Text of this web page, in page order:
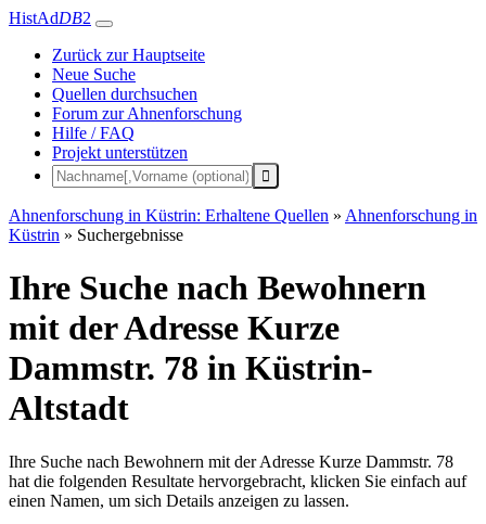
HistAdDB2
Zurück zur Hauptseite
Neue Suche
Quellen durchsuchen
Forum zur Ahnenforschung
Hilfe / FAQ
Projekt unterstützen
Ahnenforschung in Küstrin: Erhaltene Quellen » Ahnenforschung in
Küstrin » Suchergebnisse
Ihre Suche nach Bewohnern
mit der Adresse Kurze
Dammstr. 78 in Küstrin-
Altstadt
Ihre Suche nach Bewohnern mit der Adresse Kurze Dammstr. 78
hat die folgenden Resultate hervorgebracht, klicken Sie einfach auf
einen Namen, um sich Details anzeigen zu lassen.